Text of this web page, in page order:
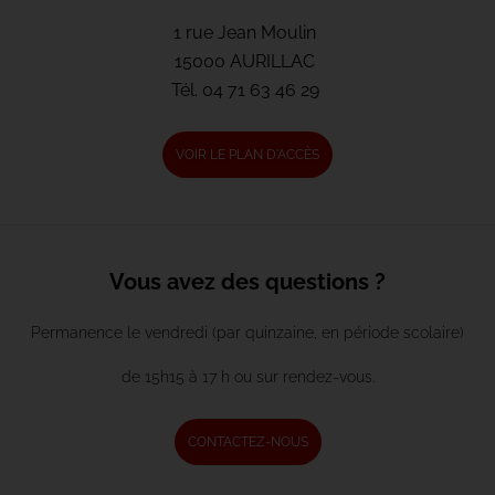
1 rue Jean Moulin
15000 AURILLAC
Tél. 04 71 63 46 29
VOIR LE PLAN D'ACCÈS
Vous avez des questions ?
Permanence le vendredi (par quinzaine, en période scolaire)
de 15h15 à 17 h ou sur rendez-vous.
CONTACTEZ-NOUS